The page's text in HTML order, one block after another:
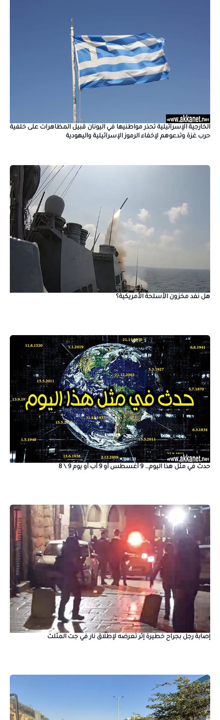
الخارجية الإسرائيلية تحذر مواطنيها في اليونان قبيل المظاهرات على خلفية
حرب غزة وتدعوهم لإخفاء الرموز الإسرائيلية واليهودية
هل نفد مخزون الأسلحة الأمريكية؟
حدث في مثل هذا اليوم… 9 أغسطس أو 9 آب أو يوم 9 \ 8
إصابة رجل بجراح خطيرة إثر تعرضه لإطلاق نار في جت المثلث